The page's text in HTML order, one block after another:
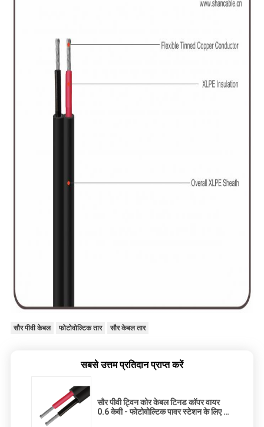
सौर पीवी केबल फोटोवोल्टिक तार सौर केबल तार
सबसे उत्तम प्रतिदान प्राप्त करें
सौर पीवी ट्विन कोर केबल टिनड कॉपर वायर
0.6 केवी - फोटोवोल्टिक पावर स्टेशन के लिए 1